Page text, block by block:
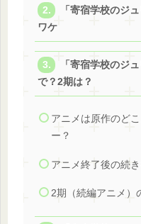
「寄宿学校のジ
ワケ
「寄宿学校のジ
で？2期は？
アニメは原作のど
ー？
アニメ終了後の続
2期（続編アニメ）